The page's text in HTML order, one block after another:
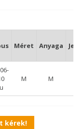
Méret Anyaga
M M
kérek!